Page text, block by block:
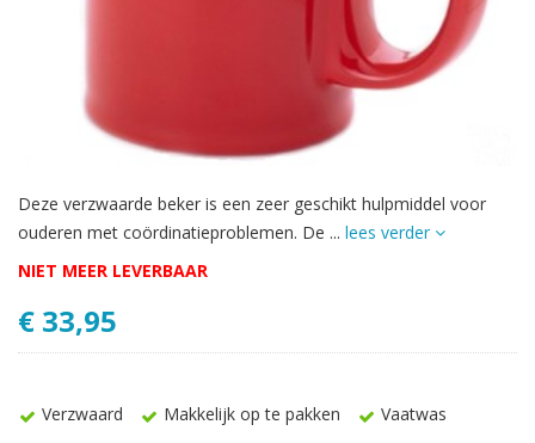
Deze verzwaarde beker is een zeer geschikt hulpmiddel voor
ouderen met coördinatieproblemen. De ... lees verder
NIET MEER LEVERBAAR
€ 33,95
Verzwaard Makkelijk op te pakken
Vaatwas